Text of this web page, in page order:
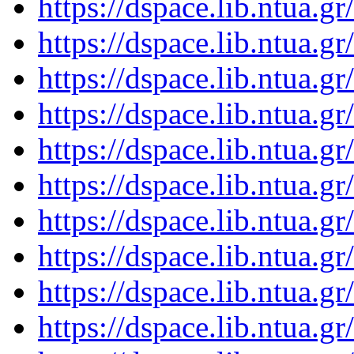
https://
https://
https://
https://
https://
https://
https://
https://
https://